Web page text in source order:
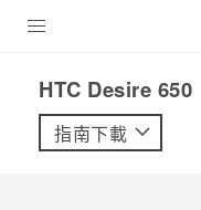
VIVE
HTC Desire 650‎
指南下載